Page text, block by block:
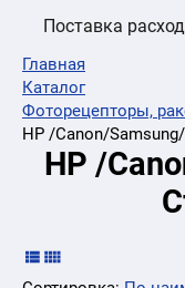
Поставка
Главная
Каталог
Фоторецепторы,
HP /Canon/
HP /